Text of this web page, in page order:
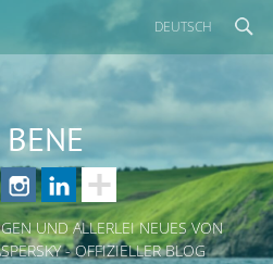
DEUTSCH
UND ALLERLEI NEUES VON
- OFFIZIELLER BLOG